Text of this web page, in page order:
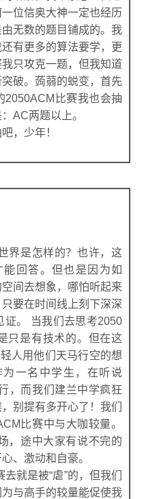
位信奥大神一定也经历
无数的题目铺成的。我
有更多的算法要学，更
只攻克一题，但我知道
破。蒟蒻的蜕变，首先
2050ACM比赛我也会抽
AC两题以上。
，少年！
界是怎样的？也许，这
回答。但也是因为如
间去想象，哪怕听起来
要在时间线上刻下深深
证。 当我们去思考2050
只是有技术的。但在这
人用他们天马行空的想
一名中学生，在听说
，而我们建兰中学疯狂
别提有多开心了！我们
比赛中与大咖较量。
，途中大家有说不完的
、激动和自豪。
就是被“虐”的，但我们
与高手的较量能促使我